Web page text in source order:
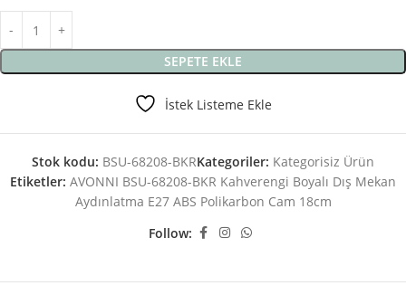
SEPETE EKLE
İstek Listeme Ekle
Stok kodu: BSU-68208-BKRKategoriler: Kategorisiz Ürün
Etiketler: AVONNI BSU-68208-BKR Kahverengi Boyalı Dış Mekan
Aydınlatma E27 ABS Polikarbon Cam 18cm
Follow: